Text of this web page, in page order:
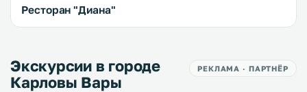
Ресторан "Диана"
Экскурсии в городе
Карловы Вары
РЕКЛАМА · ПАРТНЁР